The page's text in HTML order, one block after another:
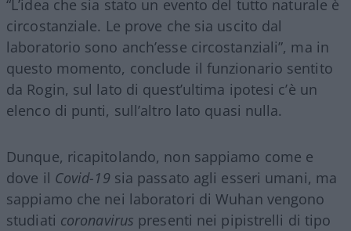
“L’idea che sia stato un evento del tutto naturale è
circostanziale. Le prove che sia uscito dal
laboratorio sono anch’esse circostanziali”, ma in
questo momento, conclude il funzionario sentito
da Rogin, sul lato di quest’ultima ipotesi c’è un
elenco di punti, sull’altro lato quasi nulla.
Dunque, ricapitolando, non sappiamo come e
dove il Covid-19 sia passato agli esseri umani, ma
sappiamo che nei laboratori di Wuhan vengono
studiati coronavirus presenti nei pipistrelli di tipo